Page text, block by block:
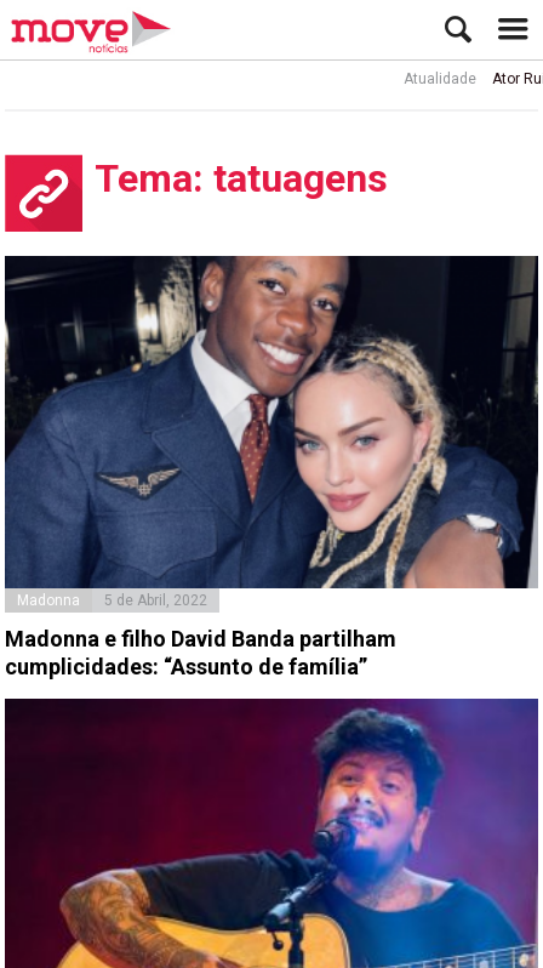
Ator Rui de Sá
Tema: tatuagens
Madonna 5 de Abril, 2022
Madonna e filho David Banda partilham
cumplicidades: “Assunto de família”